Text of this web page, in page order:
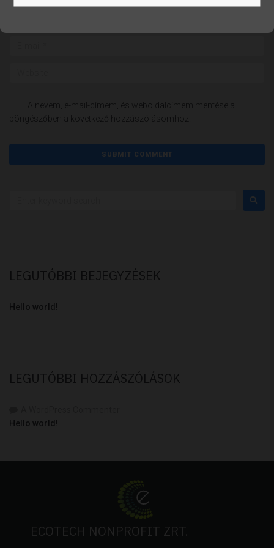
A nevem, e-mail-címem, és weboldalcímem mentése a
böngészőben a következő hozzászólásomhoz.
LEGUTÓBBI BEJEGYZÉSEK
Hello world!
LEGUTÓBBI HOZZÁSZÓLÁSOK
Hello world!
ECOTECH NONPROFIT ZRT.